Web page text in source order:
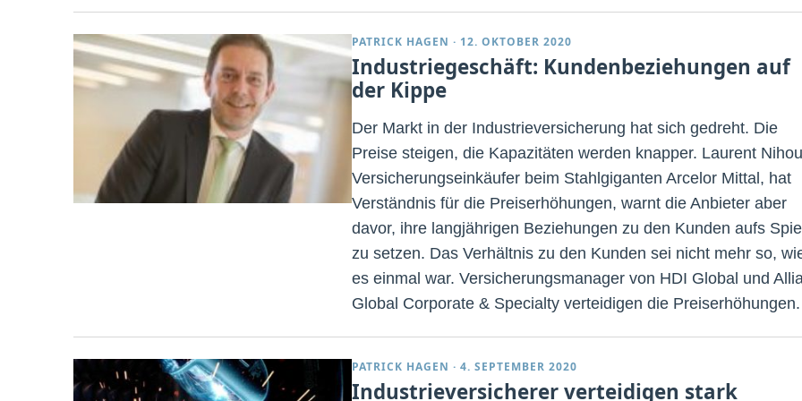
PATRICK HAGEN · 12. OKTOBER 2020
Industriegeschäft: Kundenbeziehungen auf
der Kippe
Der Markt in der Industrieversicherung hat sich gedreht. Die
Preise steigen, die Kapazitäten werden knapper. Laurent
Versicherungseinkäufer beim Stahlgiganten Arcelor Mittal, hat
Verständnis für die Preiserhöhungen, warnt die Anbieter aber
davor, ihre langjährigen Beziehungen zu den Kunden aufs
zu setzen. Das Verhältnis zu den Kunden sei nicht mehr so,
es einmal war. Versicherungsmanager von HDI Global und
Global Corporate & Specialty verteidigen die Preiserhöhungen.
PATRICK HAGEN · 4. SEPTEMBER 2020
Industrieversicherer verteidigen stark